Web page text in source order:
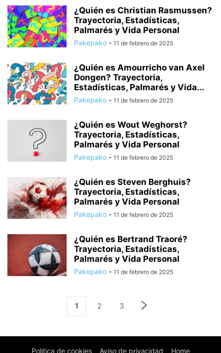
¿Quién es Christian Rasmussen?
Trayectoria, Estadísticas,
Palmarés y Vida Personal
Pakepako - 11 de febrero de 2025
¿Quién es Amourricho van Axel
Dongen? Trayectoria,
Estadísticas, Palmarés y Vida...
Pakepako - 11 de febrero de 2025
¿Quién es Wout Weghorst?
Trayectoria, Estadísticas,
Palmarés y Vida Personal
Pakepako - 11 de febrero de 2025
¿Quién es Steven Berghuis?
Trayectoria, Estadísticas,
Palmarés y Vida Personal
Pakepako - 11 de febrero de 2025
¿Quién es Bertrand Traoré?
Trayectoria, Estadísticas,
Palmarés y Vida Personal
Pakepako - 11 de febrero de 2025
1 2 3
Politica de cookies Aviso de privacidad Home